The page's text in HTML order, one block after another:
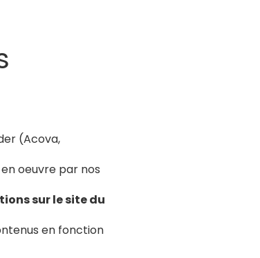
(Acova,
oeuvre par nos
sur le site du
en fonction